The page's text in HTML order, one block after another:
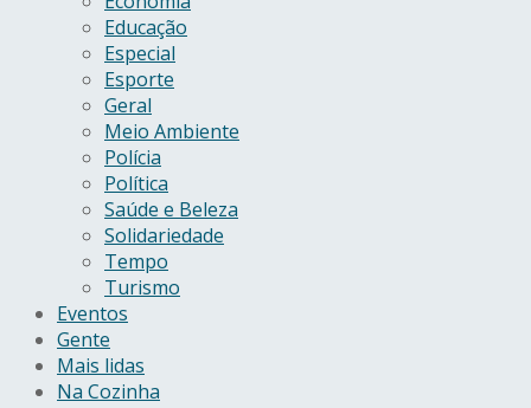
Educação
Especial
Esporte
Geral
Meio Ambiente
Polícia
Política
Saúde e Beleza
Solidariedade
Tempo
Turismo
Eventos
Gente
Mais lidas
Na Cozinha